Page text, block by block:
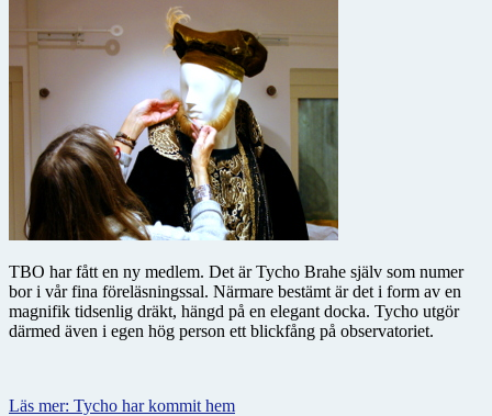
TBO har fått en ny medlem. Det är Tycho Brahe själv som numer
bor i vår fina föreläsningssal. Närmare bestämt är det i form av en
magnifik tidsenlig dräkt, hängd på en elegant docka. Tycho utgör
därmed även i egen hög person ett blickfång på observatoriet.
Läs mer: Tycho har kommit hem